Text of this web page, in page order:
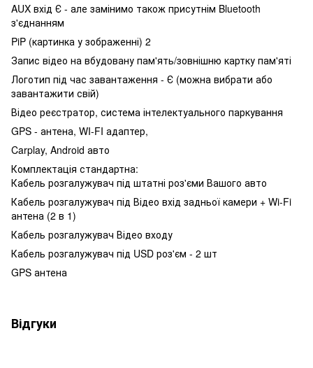
AUX вхід Є - але замінимо також присутнім Bluetooth
з'єднанням
PiP (картинка у зображенні) 2
Запис відео на вбудовану пам'ять/зовнішню картку пам'яті
Логотип під час завантаження - Є (можна вибрати або
завантажити свій)
Відео реєстратор, система інтелектуального паркування
GPS - антена, WI-FI адаптер,
Carplay, Android авто
Комплектація стандартна:
Кабель розгалужувач під штатні роз'єми Вашого авто
Кабель розгалужувач під Відео вхід задньої камери + Wi-Fi
антена (2 в 1)
Кабель розгалужувач Відео входу
Кабель розгалужувач під USD роз'єм - 2 шт
GPS антена
Відгуки